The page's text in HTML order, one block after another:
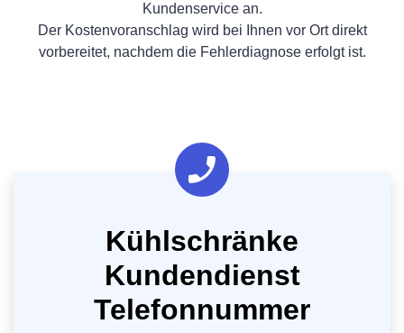
Kundenservice an.
Der Kostenvoranschlag wird bei Ihnen vor Ort direkt
vorbereitet, nachdem die Fehlerdiagnose erfolgt ist.
Kühlschränke
Kundendienst
Telefonnummer